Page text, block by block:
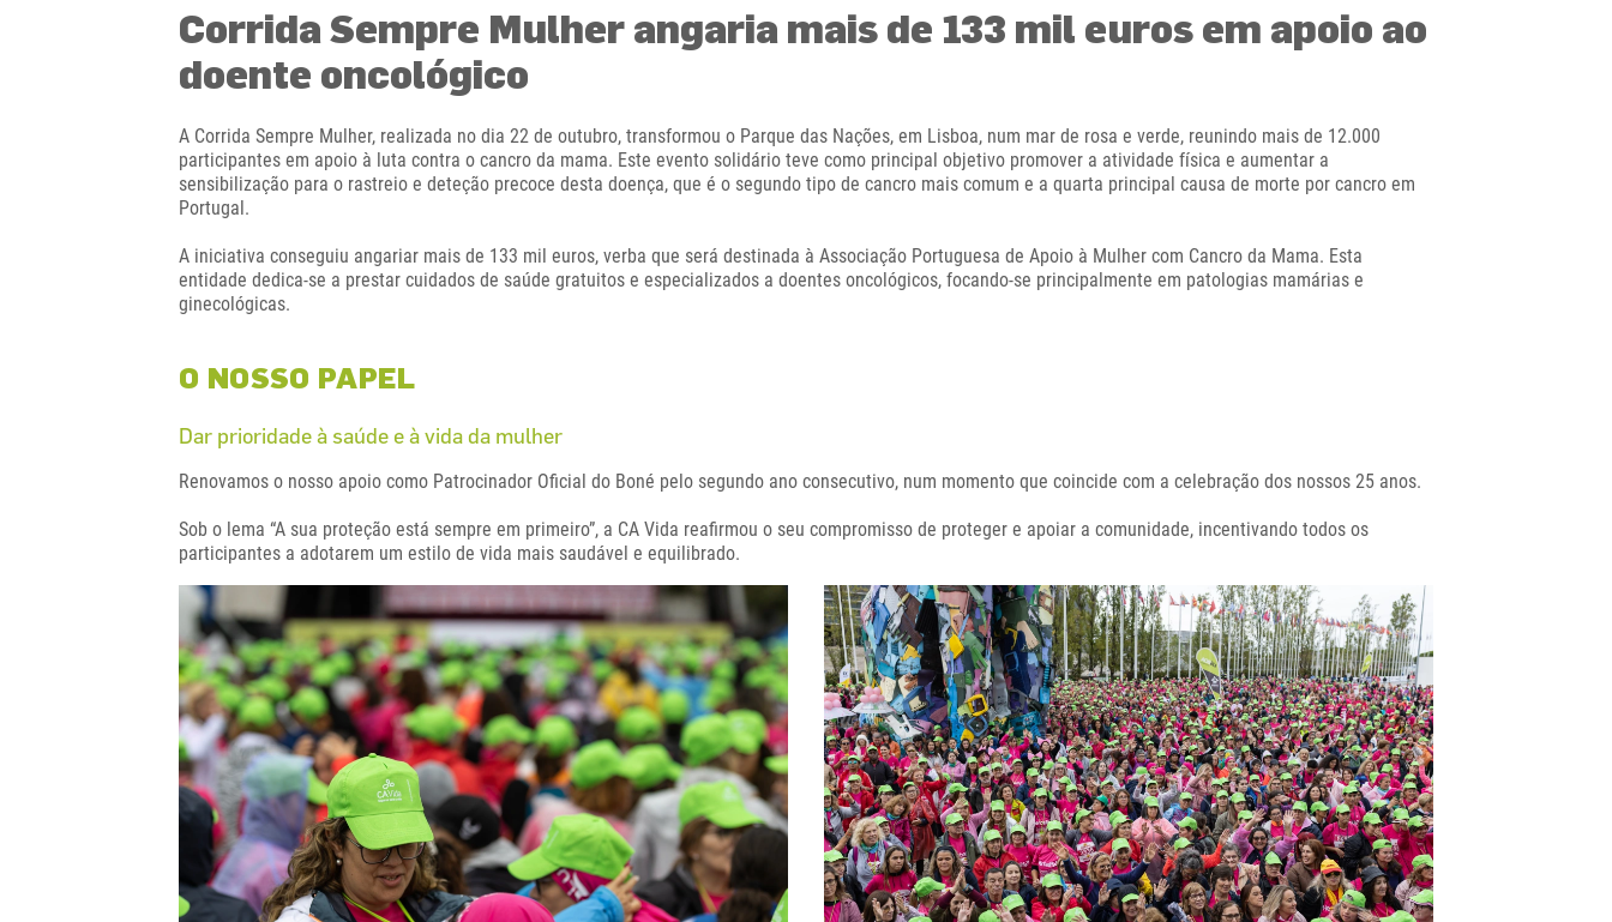
Corrida Sempre Mulher angaria mais de 133 mil euros em apoio ao
doente oncológico
A Corrida Sempre Mulher, realizada no dia 22 de outubro, transformou o Parque das Nações, em Lisboa, num mar de rosa e verde, reunindo mais de 12.000
participantes em apoio à luta contra o cancro da mama. Este evento solidário teve como principal objetivo promover a atividade física e aumentar a
sensibilização para o rastreio e deteção precoce desta doença, que é o segundo tipo de cancro mais comum e a quarta principal causa de morte por cancro em
Portugal.
A iniciativa conseguiu angariar mais de 133 mil euros, verba que será destinada à Associação Portuguesa de Apoio à Mulher com Cancro da Mama. Esta
entidade dedica-se a prestar cuidados de saúde gratuitos e especializados a doentes oncológicos, focando-se principalmente em patologias mamárias e
ginecológicas.
O NOSSO PAPEL
Dar prioridade à saúde e à vida da mulher
Renovamos o nosso apoio como Patrocinador Oficial do Boné pelo segundo ano consecutivo, num momento que coincide com a celebração dos nossos 25 anos.
Sob o lema “A sua proteção está sempre em primeiro”, a CA Vida reafirmou o seu compromisso de proteger e apoiar a comunidade, incentivando todos os
participantes a adotarem um estilo de vida mais saudável e equilibrado.